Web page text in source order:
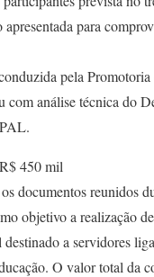
apresentada para
pela Promotoria
com análise técnica do
450 mil
documentos reunidos
objetivo a realização
a servidores
O valor total da